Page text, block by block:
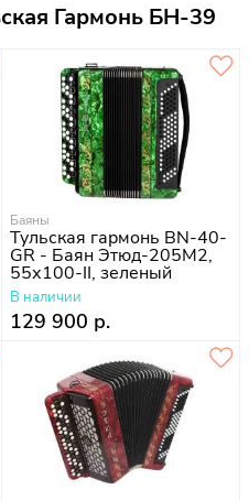
Гармонь БН-39
Баяны
Тульская гармонь BN-40-
GR - Баян Этюд-205М2,
55х100-II, зеленый
В наличии
129 900 р.